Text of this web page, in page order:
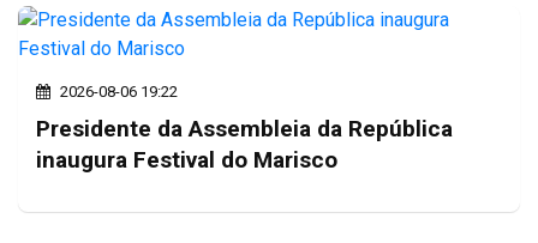
2026-08-06 19:22
Presidente da Assembleia da República
inaugura Festival do Marisco